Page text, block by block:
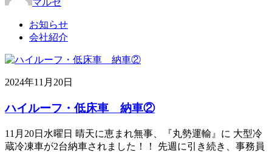
マルセ
お知らせ
会社紹介
2024年11月20日
ハイルーフ・低床車 納車②
11月20日水曜日 晴天に恵まれ無事、『丸勢運輸』に 大型冷
蔵冷凍車が2台納車されました！！ 先週に引き続き、事務員